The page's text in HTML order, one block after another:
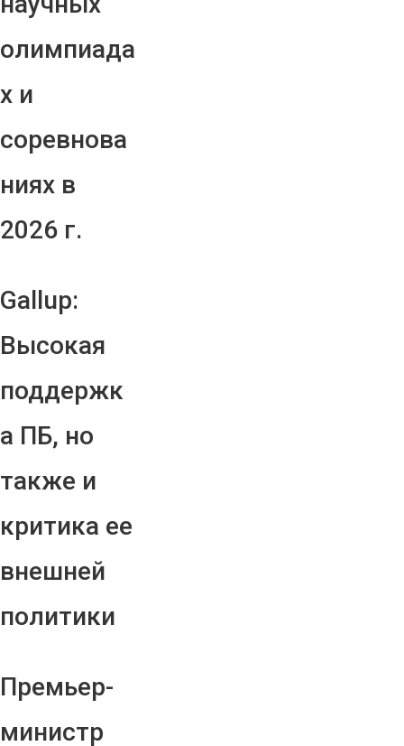
олимпиада
х и
соревнова
ниях в
2026 г.
Gallup:
Высокая
поддержк
а ПБ, но
также и
критика ее
внешней
политики
Премьер-
министр